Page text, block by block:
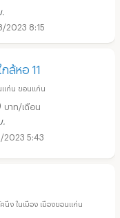
2023 8:15
ล้หอ 11
แก่น ขอนแก่น
บาท/เดือน
.
2023 5:43
นึง ในเมือง เมืองขอนแก่น